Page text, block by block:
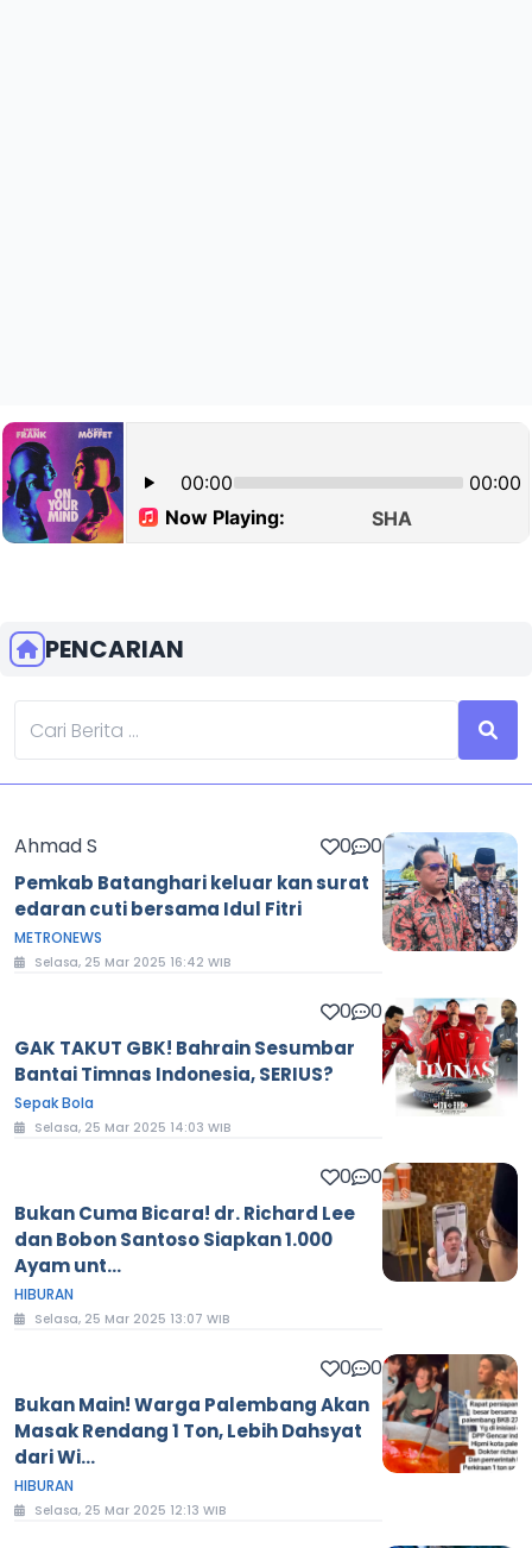
PENCARIAN
Ahmad S 0 0
Pemkab Batanghari keluar kan surat
edaran cuti bersama Idul Fitri
METRONEWS
Selasa, 25 Mar 2025 16:42 WIB
0 0
GAK TAKUT GBK! Bahrain Sesumbar
Bantai Timnas Indonesia, SERIUS?
Sepak Bola
Selasa, 25 Mar 2025 14:03 WIB
0 0
Bukan Cuma Bicara! dr. Richard Lee
dan Bobon Santoso Siapkan 1.000
Ayam unt...
HIBURAN
Selasa, 25 Mar 2025 13:07 WIB
0 0
Bukan Main! Warga Palembang Akan
Masak Rendang 1 Ton, Lebih Dahsyat
dari Wi...
HIBURAN
Selasa, 25 Mar 2025 12:13 WIB